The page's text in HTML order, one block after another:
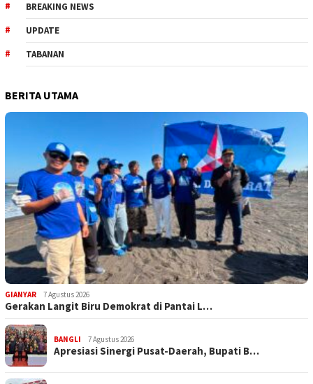
BREAKING NEWS
UPDATE
TABANAN
BERITA UTAMA
GIANYAR 7 Agustus 2026
Gerakan Langit Biru Demokrat di Pantai L…
BANGLI 7 Agustus 2026
Apresiasi Sinergi Pusat-Daerah, Bupati B…